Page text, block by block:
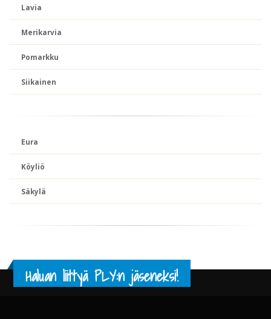
Lavia
Merikarvia
Pomarkku
Siikainen
Eura
Köyliö
Säkylä
Haluan liittyä PLY:n jäseneksi!